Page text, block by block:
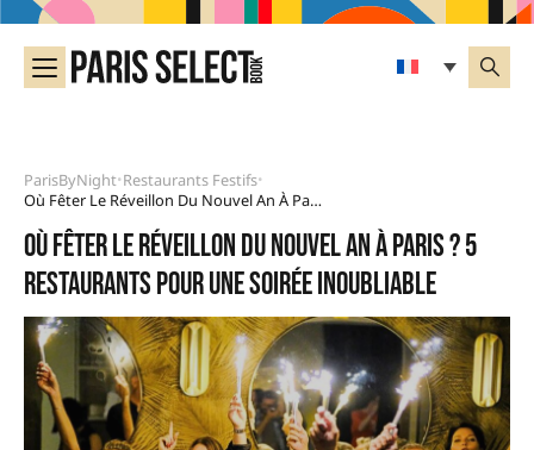
ParisByNight•Restaurants Festifs•
Où Fêter Le Réveillon Du Nouvel An À Paris ? 5 Restaurants Pour Une Soirée Inoubliable
Où fêter le réveillon du Nouvel An à Paris ? 5
restaurants pour une soirée inoubliable